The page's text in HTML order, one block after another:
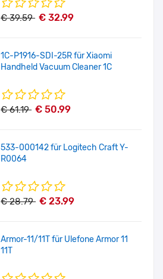
€ 39.59 € 32.99
1C-P1916-SDI-25R für Xiaomi
Handheld Vacuum Cleaner 1C
€ 61.19 € 50.99
533-000142 für Logitech Craft Y-
R0064
€ 28.79 € 23.99
Armor-11/11T für Ulefone Armor 11
11T